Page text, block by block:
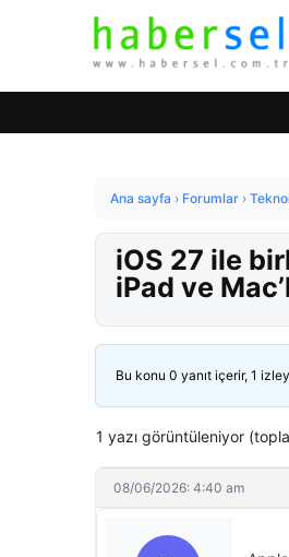
Ana sayfa › Forumlar ›
iOS 27 ile
iPad ve
Bu konu 0 yanıt içerir, 1
1 yazı görüntüleniyor
08/06/2026: 4:40 am